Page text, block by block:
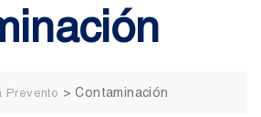
Prevento >Contaminación